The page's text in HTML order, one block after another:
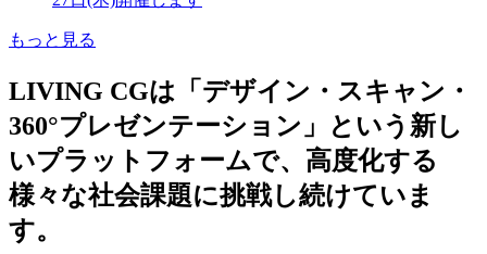
もっと見る
LIVING CGは「デザイン・スキャン・
360°プレゼンテーション」という新し
いプラットフォームで、高度化する
様々な社会課題に挑戦し続けていま
す。